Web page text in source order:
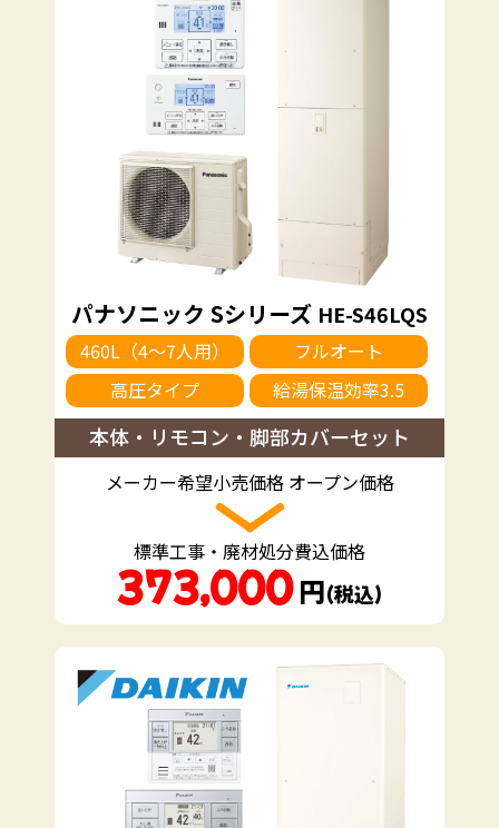
パナソニック Sシリーズ HE-S46LQS
460L（4～7人用）
フルオート
高圧タイプ
給湯保温効率3.5
本体・リモコン・脚部カバーセット
メーカー希望小売価格 オープン価格
標準工事・廃材処分費込価格
373,000 円（税込）